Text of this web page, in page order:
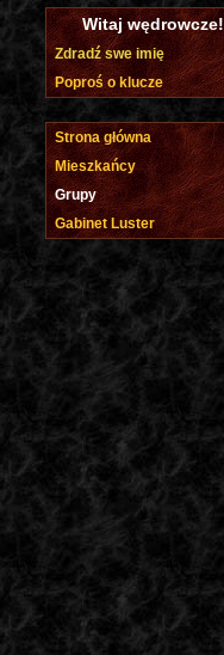
Witaj wędrowcze!
Zdradź swe imię
Poproś o klucze
Strona główna
Mieszkańcy
Grupy
Gabinet Luster